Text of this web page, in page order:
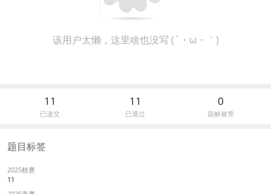
该用户太懒，这里啥也没写 (´・ω・｀)
11
已递交
11
已通过
0
题解被赞
题目标签
2025校赛
11